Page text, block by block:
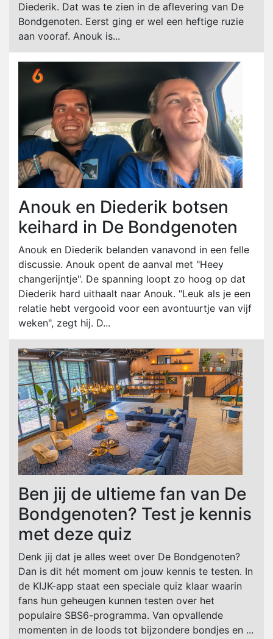
Diederik. Dat was te zien in de aflevering van De
Bondgenoten. Eerst ging er wel een heftige ruzie
aan vooraf. Anouk is...
Anouk en Diederik botsen
keihard in De Bondgenoten
Anouk en Diederik belanden vanavond in een felle
discussie. Anouk opent de aanval met "Heey
changerijntje". De spanning loopt zo hoog op dat
Diederik hard uithaalt naar Anouk. "Leuk als je een
relatie hebt vergooid voor een avontuurtje van vijf
weken", zegt hij. D...
Ben jij de ultieme fan van De
Bondgenoten? Test je kennis
met deze quiz
Denk jij dat je alles weet over De Bondgenoten?
Dan is dit hét moment om jouw kennis te testen. In
de KIJK-app staat een speciale quiz klaar waarin
fans hun geheugen kunnen testen over het
populaire SBS6-programma. Van opvallende
momenten in de loods tot bijzondere bondjes en ...